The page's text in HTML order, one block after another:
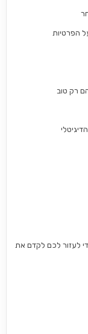
לעזור לכם לקדם את